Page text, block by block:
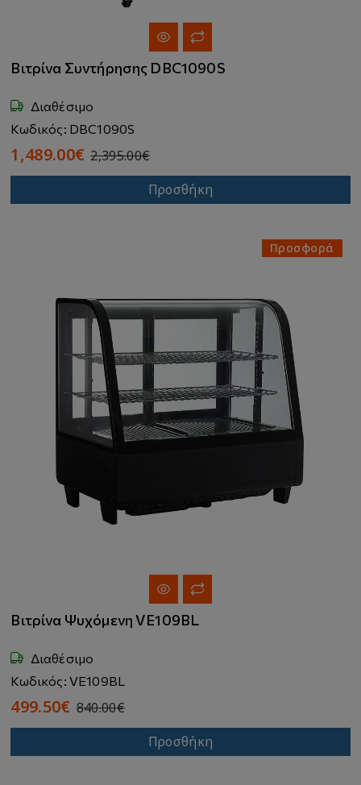
Βιτρίνα Συντήρησης DBC1090S
Διαθέσιμο
Κωδικός: DBC1090S
1,489.00€ 2,395.00€
Προσθήκη
Προσφορά
Βιτρίνα Ψυχόμενη VE109BL
Διαθέσιμο
Κωδικός: VE109BL
499.50€ 840.00€
Προσθήκη